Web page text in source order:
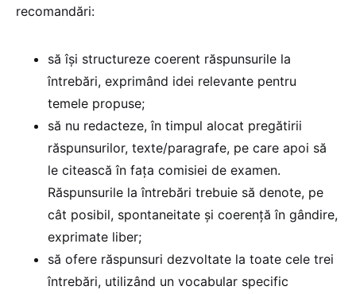
recomandări:
să își structureze coerent răspunsurile la
întrebări, exprimând idei relevante pentru
temele propuse;
să nu redacteze, în timpul alocat pregătirii
răspunsurilor, texte/paragrafe, pe care apoi să
le citească în fața comisiei de examen.
Răspunsurile la întrebări trebuie să denote, pe
cât posibil, spontaneitate și coerență în gândire,
exprimate liber;
să ofere răspunsuri dezvoltate la toate cele trei
întrebări, utilizând un vocabular specific